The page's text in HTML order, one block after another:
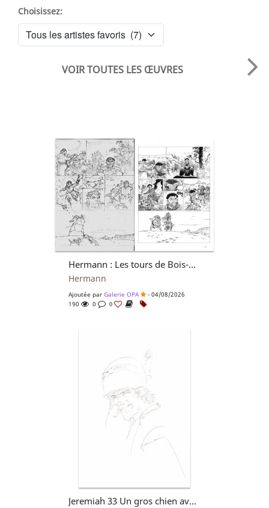
Choisissez:
VOIR TOUTES LES ŒUVRES
Hermann : Les tours de Bois-Maury tome 8, crayonné + tirage hélio noir de la planche 16
Hermann
Ajoutée par Galerie OPA
- 04/08/2026
190
0 0
Jeremiah 33 Un gros chien avec une blonde Tirage de Luxe + dédicace